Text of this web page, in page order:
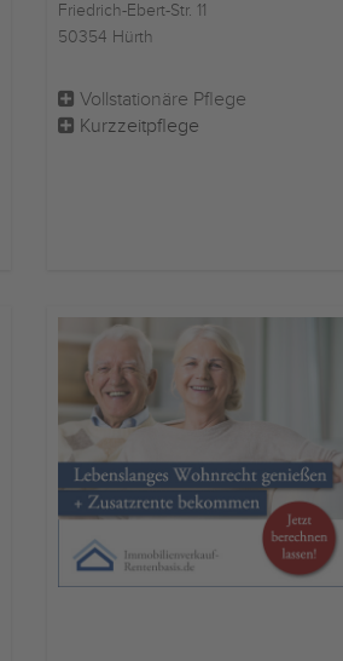
Friedrich-Ebert-Str. 11
50354 Hürth
Vollstationäre Pflege
Kurzzeitpflege